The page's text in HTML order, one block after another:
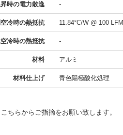
時の電力散逸 -
冷時の熱抵抗 11.84°C/W @ 100 LFM
冷時の熱抵抗 -
材料 アルミ
材料仕上げ 青色陽極酸化処理
ちらからご指摘をお願い致します。